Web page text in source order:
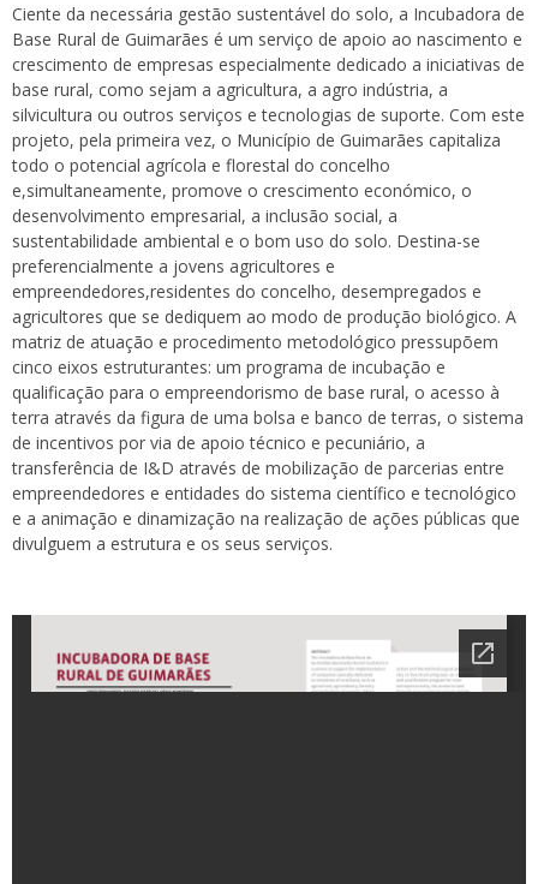
Ciente da necessária gestão sustentável do solo, a Incubadora de
Base Rural de Guimarães é um serviço de apoio ao nascimento e
crescimento de empresas especialmente dedicado a iniciativas de
base rural, como sejam a agricultura, a agro indústria, a
silvicultura ou outros serviços e tecnologias de suporte. Com este
projeto, pela primeira vez, o Município de Guimarães capitaliza
todo o potencial agrícola e florestal do concelho
e,simultaneamente, promove o crescimento económico, o
desenvolvimento empresarial, a inclusão social, a
sustentabilidade ambiental e o bom uso do solo. Destina-se
preferencialmente a jovens agricultores e
empreendedores,residentes do concelho, desempregados e
agricultores que se dediquem ao modo de produção biológico. A
matriz de atuação e procedimento metodológico pressupõem
cinco eixos estruturantes: um programa de incubação e
qualificação para o empreendorismo de base rural, o acesso à
terra através da figura de uma bolsa e banco de terras, o sistema
de incentivos por via de apoio técnico e pecuniário, a
transferência de I&D através de mobilização de parcerias entre
empreendedores e entidades do sistema científico e tecnológico
e a animação e dinamização na realização de ações públicas que
divulguem a estrutura e os seus serviços.